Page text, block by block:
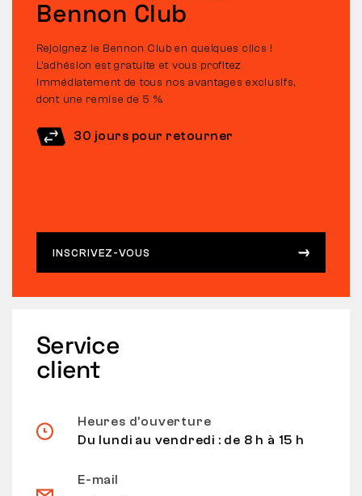
Bennon Club
Rejoignez le Bennon Club en quelques clics !
L’adhésion est gratuite et vous profitez
immédiatement de tous nos avantages exclusifs,
dont une remise de 5 %.
30 jours pour retourner
INSCRIVEZ-VOUS
Service
client
Heures d’ouverture
Du lundi au vendredi : de 8 h à 15 h
E-mail